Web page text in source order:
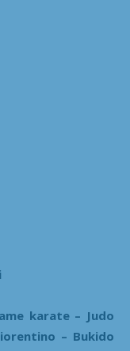
karate – Judo
– Bukido